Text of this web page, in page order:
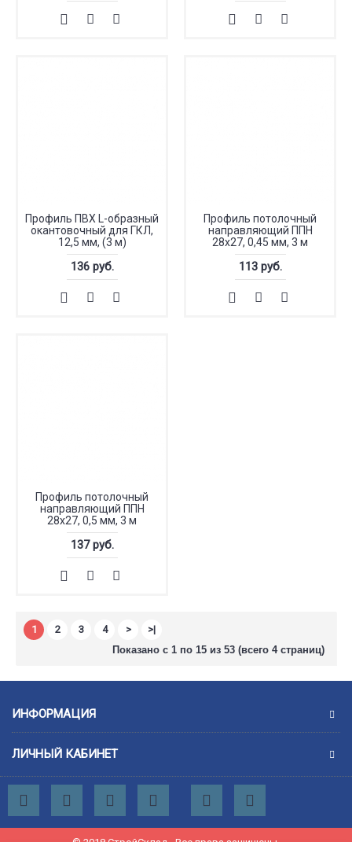
Профиль ПВХ L-образный
окантовочный для ГКЛ,
12,5 мм, (3 м)
136 руб.
Профиль потолочный
направляющий ППН
28x27, 0,45 мм, 3 м
113 руб.
Профиль потолочный
направляющий ППН
28x27, 0,5 мм, 3 м
137 руб.
1 2 3 4 >
>|
Показано с 1 по 15 из 53 (всего 4 страниц)
ИНФОРМАЦИЯ
ЛИЧНЫЙ КАБИНЕТ